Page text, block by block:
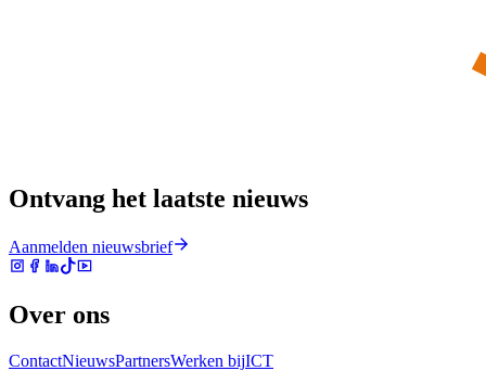
Ontvang het laatste nieuws
Aanmelden nieuwsbrief
Over ons
ContactNieuwsPartnersWerken bijICT